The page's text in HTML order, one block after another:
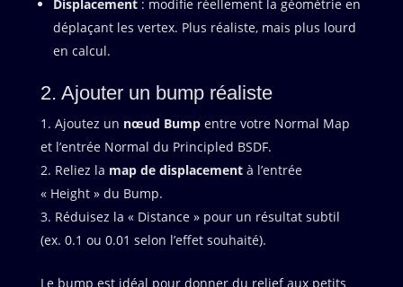
Displacement: modifie réellement la géométrie en
déplaçant les vertex. Plus réaliste, mais plus lourd
en calcul.
2. Ajouter un bump réaliste
Ajoutez un nœud Bumpentre votre Normal Map
et l’entrée Normal du Principled BSDF.
Reliez la map de displacementà l’entrée
« Height » du Bump.
Réduisez la « Distance » pour un résultat subtil
(ex. 0.1 ou 0.01 selon l’effet souhaité).
Le bump est idéal pour donner du relief aux petits